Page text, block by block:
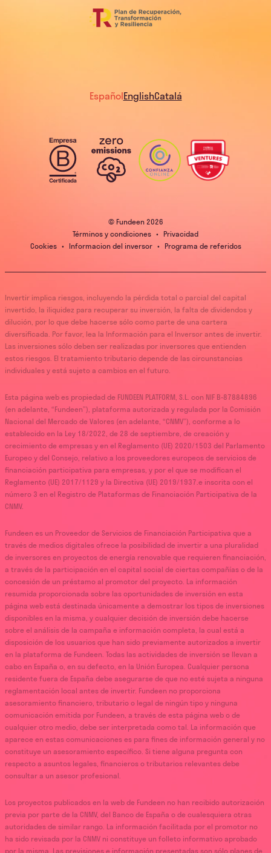
EspañolEnglishCatalá
© Fundeen 2026
Términos y condiciones • Privacidad
Cookies • Informacion del inversor • Programa de referidos
Invertir implica riesgos, incluyendo la pérdida total o parcial del capital
invertido, la iliquidez para recuperar su inversión, la falta de dividendos y
dilución, por lo que debe hacerse sólo como parte de una cartera
diversificada. Por favor, lea la Información para el Inversor antes de invertir.
Las inversiones sólo deben ser realizadas por inversores que entienden
estos riesgos. El tratamiento tributario depende de las circunstancias
individuales y está sujeto a cambios en el futuro.
Esta página web es propiedad de FUNDEEN PLATFORM, S.L. con NIF B-87884896
(en adelante, “Fundeen”), plataforma autorizada y regulada por la Comisión
Nacional del Mercado de Valores (en adelante, “CNMV”), conforme a lo
establecido en la Ley 18/2022, de 28 de septiembre, de creación y
crecimiento de empresas y en el Reglamento (UE) 2020/1503 del Parlamento
Europeo y del Consejo, relativo a los proveedores europeos de servicios de
financiación participativa para empresas, y por el que se modifican el
Reglamento (UE) 2017/1129 y la Directiva (UE) 2019/1937.e inscrita con el
número 3 en el Registro de Plataformas de Financiación Participativa de la
CNMV.
Fundeen es un Proveedor de Servicios de Financiación Participativa que a
través de medios digitales ofrece la posibilidad de invertir a una pluralidad
de inversores en proyectos de energía renovable que requieren financiación,
a través de la participación en el capital social de ciertas compañías o de la
concesión de un préstamo al promotor del proyecto. La información
resumida proporcionada sobre las oportunidades de inversión en esta
página web está destinada únicamente a demostrar los tipos de inversiones
disponibles en la misma, y cualquier decisión de inversión debe hacerse
sobre el análisis de la campaña e información completa, la cual está a
disposición de los usuarios que han sido previamente autorizados a invertir
en la plataforma de Fundeen. Todas las actividades de inversión se llevan a
cabo en España o, en su defecto, en la Unión Europea. Cualquier persona
residente fuera de España debe asegurarse de que no esté sujeta a ninguna
reglamentación local antes de invertir. Fundeen no proporciona
asesoramiento financiero, tributario o legal de ningún tipo y ninguna
comunicación emitida por Fundeen, a través de esta página web o de
cualquier otro medio, debe ser interpretada como tal. La información que
aparece en estas comunicaciones es para fines de información general y no
constituye un asesoramiento específico. Si tiene alguna pregunta con
respecto a asuntos legales, financieros o tributarios relevantes debe
consultar a un asesor profesional.
Los proyectos publicados en la web de Fundeen no han recibido autorización
previa por parte de la CNMV, del Banco de España o de cualesquiera otras
autoridades de similar rango. La información facilitada por el promotor no
ha sido revisada por la CNMV ni constituye un folleto informativo aprobado
por la misma. Las previsiones e información presentadas son sólo planes de